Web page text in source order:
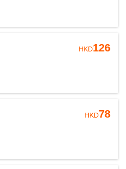
HKD126
HKD78